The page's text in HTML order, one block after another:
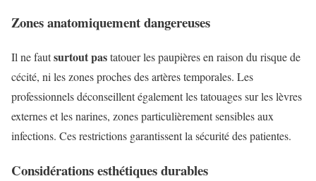
Zones anatomiquement dangereuses
Il ne fautsurtout pastatouer les paupières en raison du risque de
cécité, ni les zones proches des artères temporales. Les
professionnels déconseillent également les tatouages sur les lèvres
externes et les narines, zones particulièrement sensibles aux
infections. Ces restrictions garantissent la sécurité des patientes.
Considérations esthétiques durables